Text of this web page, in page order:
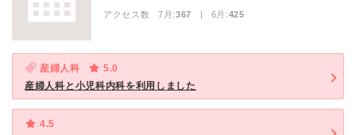
アクセス数 7月:367 | 6月:425
産婦人科
5.0
産婦人科と小児科内科を利用しました
4.5